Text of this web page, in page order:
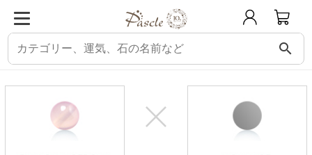
search
パスクル 組み合わせ・相性チェック ピンクカルセドニーと相性の良い石